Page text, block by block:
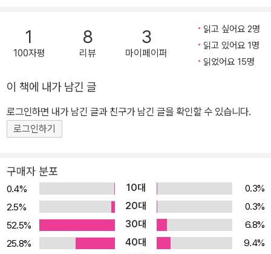
1
100자평
8
리뷰
3
마이페이퍼
읽고 싶어요 2명
읽고 있어요 1명
읽었어요 15명
이 책에 내가 남긴 글
로그인하면 내가 남긴 글과 친구가 남긴 글을 확인할 수 있습니다.
로그인하기
구매자 분포
0.4% 10대
0.3%
2.5%
20대
0.3%
52.5%
30대
6.8%
25.8%
40대
9.4%